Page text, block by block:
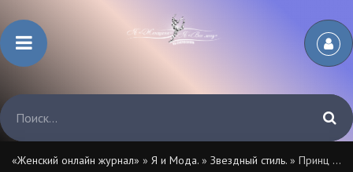
«Женский онлайн журнал» » Я и Мода. » Звездный стиль. » Принц Гарри и Меган Маркл определились с количеством общих детей - Звезды - WomanHit.ru - «Красота»